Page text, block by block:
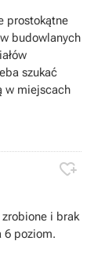
prostokątne
budowlanych
szukać
w miejscach

i brak
6 poziom.